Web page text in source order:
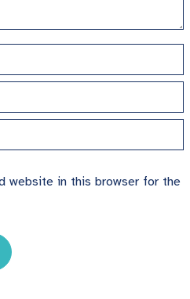
website in this browser for the